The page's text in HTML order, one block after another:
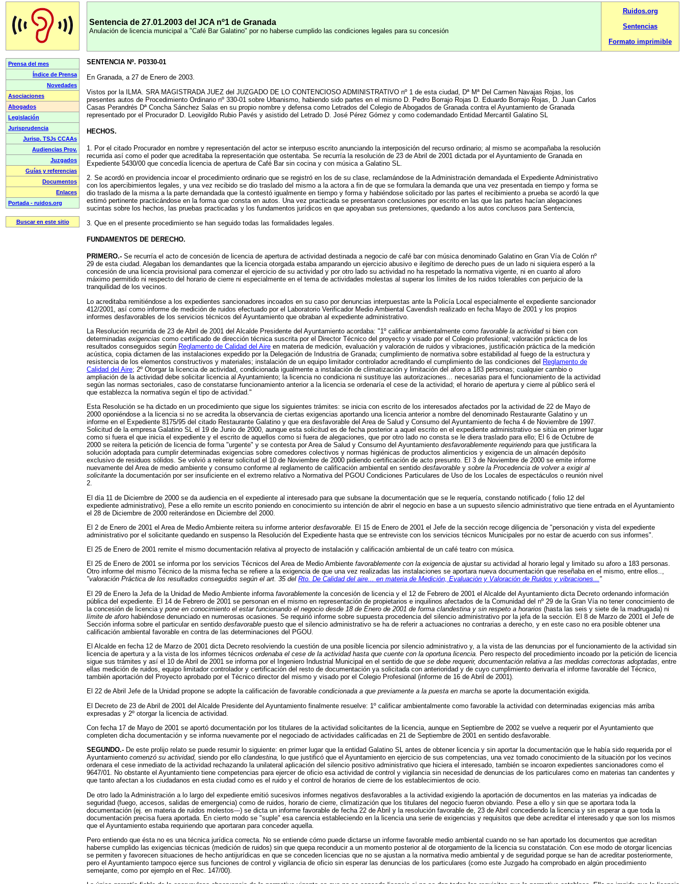
Sentencia de 27.01.2003 del JCA nº1 de Granada
Anulación de licencia municipal a "Café Bar Galatino" por no haberse cumplido las condiciones legales para su concesión
Ruidos.org
Sentencias
Formato imprimible
SENTENCIA Nº. P0330-01
En Granada, a 27 de Enero de 2003.
Vistos por la ILMA. SRA MAGISTRADA JUEZ del JUZGADO DE LO CONTENCIOSO ADMINISTRATIVO nº 1 de esta ciudad, Dª Mª Del Carmen Navajas Rojas, los
presentes autos de Procedimiento Ordinario nº 330-01 sobre Urbanismo, habiendo sido partes en el mismo D. Pedro Borrajo Rojas D. Eduardo Borrajo Rojas, D. Juan Carlos
Casas Perandrés Dª Concha Sánchez Salas en su propio nombre y defensa como Letrados del Colegio de Abogados de Granada contra el Ayuntamiento de Granada
representado por el Procurador D. Leovigildo Rubio Pavés y asistido del Letrado D. José Pérez Gómez y como codemandado Entidad Mercantil Galatino SL
HECHOS.
1. Por el citado Procurador en nombre y representación del actor se interpuso escrito anunciando la interposición del recurso ordinario; al mismo se acompañaba la resolución
recurrida así como el poder que acreditaba la representación que ostentaba. Se recurría la resolución de 23 de Abril de 2001 dictada por el Ayuntamiento de Granada en
Expediente 5430/00 que concedía licencia de apertura de Café Bar sin cocina y con música a Galatino SL.
2. Se acordó en providencia incoar el procedimiento ordinario que se registró en los de su clase, reclamándose de la Administración demandada el Expediente Administrativo
con los apercibimientos legales, y una vez recibido se dio traslado del mismo a la actora a fin de que se formulara la demanda que una vez presentada en tiempo y forma se
dio traslado de la misma a la parte demandada que la contestó igualmente en tiempo y forma y habiéndose solicitado por las partes el recibimiento a prueba se acordó la que
estimó pertinente practicándose en la forma que consta en autos. Una vez practicada se presentaron conclusiones por escrito en las que las partes hacían alegaciones
sucintas sobre los hechos, las pruebas practicadas y los fundamentos jurídicos en que apoyaban sus pretensiones, quedando a los autos conclusos para Sentencia,
3. Que en el presente procedimiento se han seguido todas las formalidades legales.
FUNDAMENTOS DE DERECHO.
PRIMERO.- Se recurría el acto de concesión de licencia de apertura de actividad destinada a negocio de café bar con música denominado Galatino en Gran Vía de Colón nº
29 de esta ciudad. Alegaban los demandantes que la licencia otorgada estaba amparando un ejercicio abusivo e ilegítimo de derecho pues de un lado ni siquiera esperó a la
concesión de una licencia provisional para comenzar el ejercicio de su actividad y por otro lado su actividad no ha respetado la normativa vigente, ni en cuanto al aforo
máximo permitido ni respecto del horario de cierre ni especialmente en el tema de actividades molestas al superar los límites de los ruidos tolerables con perjuicio de la
tranquilidad de los vecinos.
Lo acreditaba remitiéndose a los expedientes sancionadores incoados en su caso por denuncias interpuestas ante la Policía Local especialmente el expediente sancionador
412/2001, así como informe de medición de ruidos efectuado por el Laboratorio Verificador Medio Ambiental Cavendish realizado en fecha Mayo de 2001 y los propios
informes desfavorables de los servicios técnicos del Ayuntamiento que obraban al expediente administrativo.
La Resolución recurrida de 23 de Abril de 2001 del Alcalde Presidente del Ayuntamiento acordaba: "1º calificar ambientalmente como favorable la actividad si bien con
determinadas exigencias como certificado de dirección técnica suscrita por el Director Técnico del proyecto y visado por el Colegio profesional; valoración práctica de los
resultados conseguidos según Reglamento de Calidad del Aire en materia de medición, evaluación y valoración de ruidos y vibraciones, justificación práctica de la medición
acústica, copia dictamen de las instalaciones expedido por la Delegación de Industria de Granada; cumplimiento de normativa sobre estabilidad al fuego de la estructura y
resistencia de los elementos constructivos y materiales; instalación de un equipo limitador controlador acreditando el cumplimiento de las condiciones del Reglamento de
Calidad del Aire; 2º Otorgar la licencia de actividad, condicionada igualmente a instalación de climatización y limitación del aforo a 183 personas; cualquier cambio o
ampliación de la actividad debe solicitar licencia al Ayuntamiento; la licencia no condiciona ni sustituye las autorizaciones... necesarias para el funcionamiento de la actividad
según las normas sectoriales, caso de constatarse funcionamiento anterior a la licencia se ordenaría el cese de la actividad; el horario de apertura y cierre al público será el
que establezca la normativa según el tipo de actividad."
Esta Resolución se ha dictado en un procedimiento que sigue los siguientes trámites: se inicia con escrito de los interesados afectados por la actividad de 22 de Mayo de
2000 oponiéndose a la licencia si no se acredita la observancia de ciertas exigencias aportando una licencia anterior a nombre del denominado Restaurante Galatino y un
informe en el Expediente 8175/95 del citado Restaurante Galatino y que era desfavorable del Area de Salud y Consumo del Ayuntamiento de fecha 4 de Noviembre de 1997.
Solicitud de la empresa Galatino SL el 19 de Junio de 2000, aunque esta solicitud es de fecha posterior a aquel escrito en el expediente administrativo se sitúa en primer lugar
como si fuera el que inicia el expediente y el escrito de aquellos como si fuera de alegaciones, que por otro lado no consta se le diera traslado para ello; El 6 de Octubre de
2000 se reitera la petición de licencia de forma "urgente" y se contesta por Area de Salud y Consumo del Ayuntamiento desfavorablemente requiriendo para que justificara la
solución adoptada para cumplir determinadas exigencias sobre comedores colectivos y normas higiénicas de productos alimenticios y exigencia de un almacén depósito
exclusivo de residuos sólidos. Se volvió a reiterar solicitud el 10 de Noviembre de 2000 pidiendo certificación de acto presunto. El 3 de Noviembre de 2000 se emite informe
nuevamente del Area de medio ambiente y consumo conforme al reglamento de calificación ambiental en sentido desfavorable y sobre la Procedencia de volver a exigir al
solicitante la documentación por ser insuficiente en el extremo relativo a Normativa del PGOU Condiciones Particulares de Uso de los Locales de espectáculos o reunión nivel
2.
El día 11 de Diciembre de 2000 se da audiencia en el expediente al interesado para que subsane la documentación que se le requería, constando notificado ( folio 12 del
expediente administrativo), Pese a ello remite un escrito poniendo en conocimiento su intención de abrir el negocio en base a un supuesto silencio administrativo que tiene entrada en el Ayuntamiento
el 28 de Diciembre de 2000 reiterándose en Diciembre del 2000.
El 2 de Enero de 2001 el Area de Medio Ambiente reitera su informe anteriordesfavorable.
El 15 de Enero de 2001 el Jefe de la sección recoge diligencia de "personación y vista del expediente
administrativo por el solicitante quedando en suspenso la Resolución del Expediente hasta que se entreviste con los servicios técnicos Municipales por no estar de acuerdo con sus informes".
El 25 de Enero de 2001 remite el mismo documentación relativa al proyecto de instalación y calificación ambiental de un café teatro con música.
El 25 de Enero de 2001 se informa por los servicios Técnicos del Area de Medio Ambiente favorablemente con la exigencia de ajustar su actividad al horario legal y limitado su aforo a 183 personas.
Otro informe del mismo Técnico de la misma fecha se refiere a la exigencia de que una vez realizadas las instalaciones se aportara nueva documentación que reseñaba en el mismo, entre ellos..,
"valoración Práctica de los resultados conseguidos según el art. 35 del Rto. De Calidad del aire... en materia de Medición, Evaluación y Valoración de Ruidos y vibraciones... "
El 29 de Enero la Jefa de la Unidad de Medio Ambiente informa favorablemente la concesión de licencia y el 12 de Febrero de 2001 el Alcalde del Ayuntamiento dicta Decreto ordenando información
pública del expediente. El 14 de Febrero de 2001 se personan en el mismo en representación de propietarios e inquilinos afectados de la Comunidad del nº 29 de la Gran Vía no tener conocimiento de
la concesión de licencia y pone en conocimiento el estar funcionando el negocio desde 18 de Enero de 2001 de forma clandestina y sin respeto a horarios (hasta las seis y siete de la madrugada) ni
límite de aforo habiéndose denunciado en numerosas ocasiones. Se requirió informe sobre supuesta procedencia del silencio administrativo por la jefa de la sección. El 8 de Marzo de 2001 el Jefe de
Sección informa sobre el particular en sentido desfavorable puesto que el silencio administrativo se ha de referir a actuaciones no contrarias a derecho, y en este caso no era posible obtener una
calificación ambiental favorable en contra de las determinaciones del PGOU.
El Alcalde en fecha 12 de Marzo de 2001 dicta Decreto resolviendo la cuestión de una posible licencia por silencio administrativo y, a la vista de las denuncias por el funcionamiento de la actividad sin
licencia de apertura y a la vista de los informes técnicos ordenaba el cese de la actividad hasta que cuente con la oportuna licencia. Pero respecto del procedimiento incoado por la petición de licencia
sigue sus trámites y así el 10 de Abril de 2001 se informa por el Ingeniero Industrial Municipal en el sentido de que se debe requerir, documentación relativa a las medidas correctoras adoptadas, entre
ellas medición de ruidos, equipo limitador controlador y certificación del resto de documentación ya solicitada con anterioridad y de cuyo cumplimiento derivaría el informe favorable del Técnico,
también aportación del Proyecto aprobado por el Técnico director del mismo y visado por el Colegio Profesional (informe de 16 de Abril de 2001).
El 22 de Abril Jefe de la Unidad propone se adopte la calificación de favorable condicionada a que previamente a la puesta en marcha se aporte la documentación exigida.
El Decreto de 23 de Abril de 2001 del Alcalde Presidente del Ayuntamiento finalmente resuelve: 1º calificar ambientalmente como favorable la actividad con determinadas exigencias más arriba
expresadas y 2º otorgar la licencia de actividad.
Con fecha 17 de Mayo de 2001 se aportó documentación por los titulares de la actividad solicitantes de la licencia, aunque en Septiembre de 2002 se vuelve a requerir por el Ayuntamiento que
completen dicha documentación y se informa nuevamente por el negociado de actividades calificadas en 21 de Septiembre de 2001 en sentido desfavorable.
SEGUNDO.- De este prolijo relato se puede resumir lo siguiente: en primer lugar que la entidad Galatino SL antes de obtener licencia y sin aportar la documentación que le había sido requerida por el
Ayuntamiento comenzó su actividad, siendo por ello clandestina, lo que justificó que el Ayuntamiento en ejercicio de sus competencias, una vez tomado conocimiento de la situación por los vecinos
ordenara el cese inmediato de la actividad rechazando la unilateral aplicación del silencio positivo administrativo que hiciera el interesado, también se incoaron expedientes sancionadores como el
9647/01. No obstante el Ayuntamiento tiene competencias para ejercer de oficio esa actividad de control y vigilancia sin necesidad de denuncias de los particulares como en materias tan candentes y
que tanto afectan a los ciudadanos en esta ciudad como es el ruido y el control de horarios de cierre de los establecimientos de ocio.
De otro lado la Administración a lo largo del expediente emitió sucesivos informes negativos desfavorables a la actividad exigiendo la aportación de documentos en las materias ya indicadas de
seguridad (fuego, accesos, salidas de emergencia) como de ruidos, horario de cierre, climatización que los titulares del negocio fueron obviando. Pese a ello y sin que se aportara toda la
documentación (ej. en materia de ruidos molestos---) se dicta un informe favorable de fecha 22 de Abril y la resolución favorable de, 23 de Abril concediendo la licencia y sin esperar a que toda la
documentación precisa fuera aportada. En cierto modo se "suple" esa carencia estableciendo en la licencia una serie de exigencias y requisitos que debe acreditar el interesado y que son los mismos
que el Ayuntamiento estaba requiriendo que aportaran para conceder aquella.
Pero entiendo que ésta no es una técnica jurídica correcta. No se entiende cómo puede dictarse un informe favorable medio ambiental cuando no se han aportado los documentos que acreditan
haberse cumplido las exigencias técnicas (medición de ruidos) sin que quepa reconducir a un momento posterior al de otorgamiento de la licencia su constatación. Con ese modo de otorgar licencias
se permiten y favorecen situaciones de hecho antijurídicas en que se conceden licencias que no se ajustan a la normativa medio ambiental y de seguridad porque se han de acreditar posteriormente,
pero el Ayuntamiento tampoco ejerce sus funciones de control y vigilancia de oficio sin esperar las denuncias de los particulares (como este Juzgado ha comprobado en algún procedimiento
semejante, como por ejemplo en el Rec. 147/00).